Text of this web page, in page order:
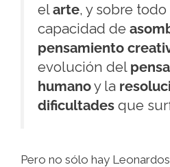
elarte, y sobre todo
capacidad de
pensamiento
evolución del
humanoy la
dificultades que
Pero no sólo hay